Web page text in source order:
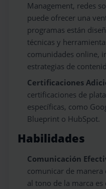
Management, redes
puede ofrecer una
programas están
técnicas y
comunidades online,
estrategias de
Certificaciones
certificaciones de
específicas, como
Blueprint o HubSpot.
Habilidades
Comunicación
comunicar de manera
al tono de la marca es